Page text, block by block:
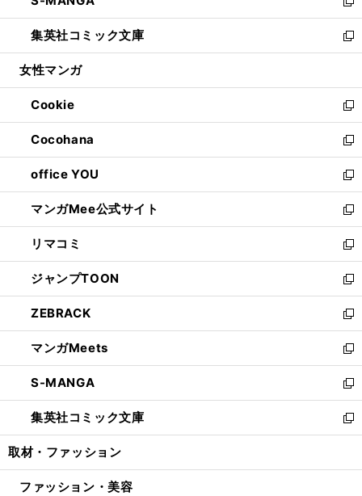
開
く
ウ
で
開
ン
ド
ウ
開
く
い
ウ
ィ
ン
ウ
で
開
く
新
し
い
ウ
ン
ド
ウ
で
開
く
集英社コミック文庫
新
し
ウ
ィ
ン
ド
ウ
で
開
く
女性マンガ
Cookie
新
し
い
ウ
ィ
ン
ド
ウ
で
開
く
Cocohana
新
し
い
ウ
ィ
ン
ド
ウ
で
開
く
office YOU
新
し
い
ウ
ィ
ン
ド
ウ
で
開
く
マンガMee公式サイト
新
し
い
ウ
ィ
ン
ド
ウ
で
開
く
リマコミ
新
し
い
ウ
ィ
ン
ド
ウ
で
開
く
ジャンプTOON
新
し
い
ウ
ィ
ン
ド
ウ
で
開
ZEBRACK
新
し
い
ウ
ィ
ン
ド
ウ
開
マンガMeets
新
し
い
ウ
ィ
ン
ウ
S-MANGA
新
し
い
ウ
ン
集英社コミック文庫
新
し
ウ
取材・ファッション
ファッション・美容